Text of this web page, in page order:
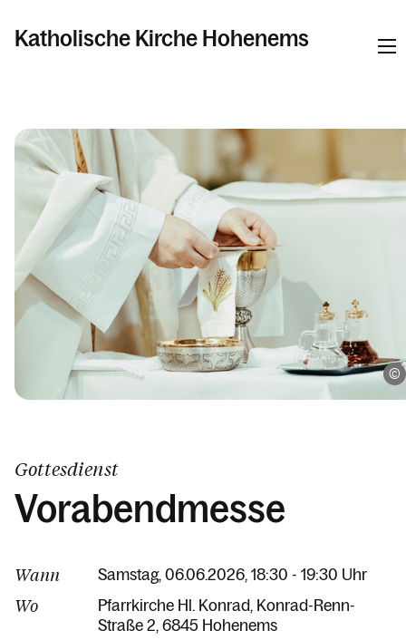
Katholische Kirche Hohenems
Pfarren
Kalender
Personen
Kontakt
Gottesdienst
Vorabendmesse
Wann Samstag, 06.06.2026, 18:30 - 19:30 Uhr
Wo Pfarrkirche Hl. Konrad Konrad-Renn-
Straße 2 6845 Hohenems